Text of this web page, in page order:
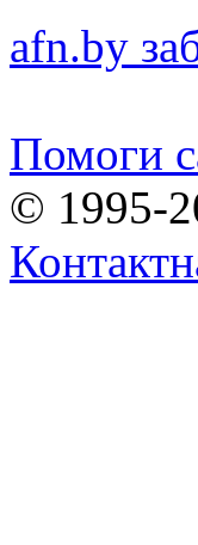
afn.by
Помоги
© 1995-